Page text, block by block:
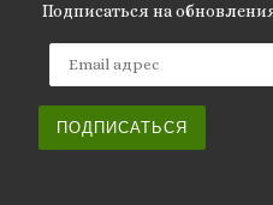
Подписаться на
ПОДПИСАТЬСЯ